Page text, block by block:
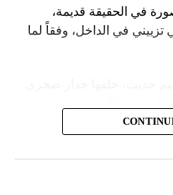
في الحقيقة قديمة،
في الداخل، وفقاً لما
4”.
الصورة جاء في وقت نشر